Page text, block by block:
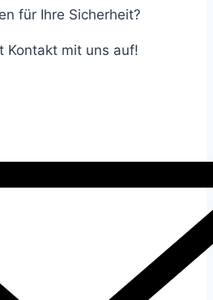
für Ihre Sicherheit?
Kontakt mit uns auf!